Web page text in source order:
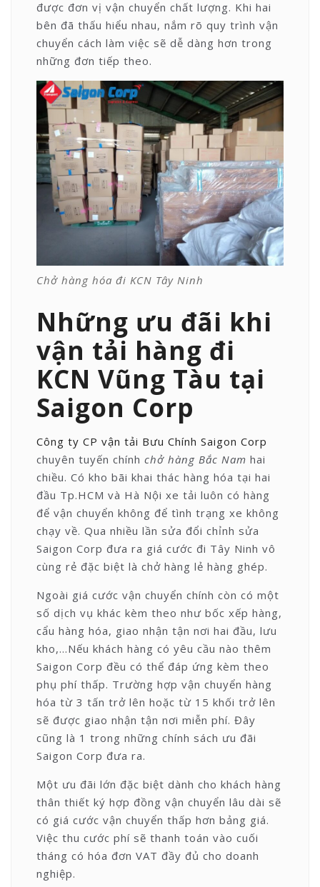
được đơn vị vận chuyển chất lượng. Khi hai
bên đã thấu hiểu nhau, nắm rõ quy trình vận
chuyển cách làm việc sẽ dễ dàng hơn trong
những đơn tiếp theo.
Chở hàng hóa đi KCN Tây Ninh
Những ưu đãi khi
vận tải hàng đi
KCN Vũng Tàu tại
Saigon Corp
Công ty CP vận tải Bưu Chính Saigon Corp
chuyên tuyến chính chở hàng Bắc Nam hai
chiều. Có kho bãi khai thác hàng hóa tại hai
đầu Tp.HCM và Hà Nội xe tải luôn có hàng
để vận chuyển không để tình trạng xe không
chạy về. Qua nhiều lần sửa đổi chỉnh sửa
Saigon Corp đưa ra giá cước đi Tây Ninh vô
cùng rẻ đặc biệt là chở hàng lẻ hàng ghép.
Ngoài giá cước vận chuyển chính còn có một
số dịch vụ khác kèm theo như bốc xếp hàng,
cẩu hàng hóa, giao nhận tận nơi hai đầu, lưu
kho,…Nếu khách hàng có yêu cầu nào thêm
Saigon Corp đều có thể đáp ứng kèm theo
phụ phí thấp. Trường hợp vận chuyển hàng
hóa từ 3 tấn trở lên hoặc từ 15 khối trở lên
sẽ được giao nhận tận nơi miễn phí. Đây
cũng là 1 trong những chính sách ưu đãi
Saigon Corp đưa ra.
Một ưu đãi lớn đặc biệt dành cho khách hàng
thân thiết ký hợp đồng vận chuyển lâu dài sẽ
có giá cước vận chuyển thấp hơn bảng giá.
Việc thu cước phí sẽ thanh toán vào cuối
tháng có hóa đơn VAT đầy đủ cho doanh
nghiệp.